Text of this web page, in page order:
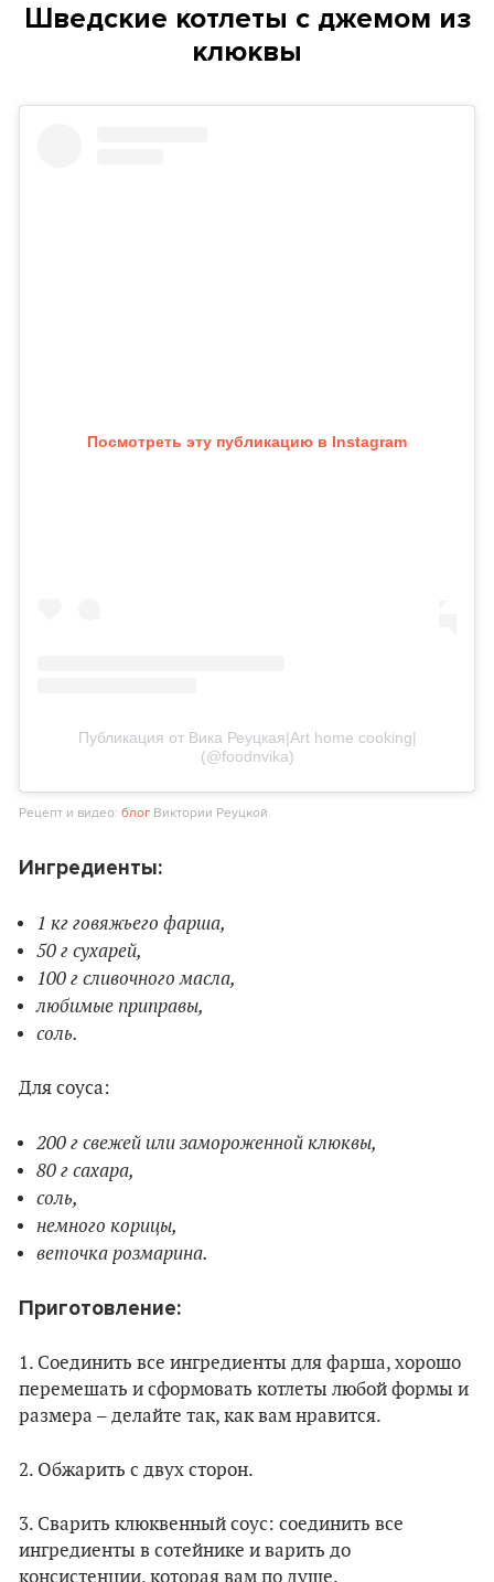
Шведские котлеты с джемом из
клюквы
Посмотреть эту публикацию в Instagram
Публикация от Вика Реуцкая|Art home cooking|
(@foodnvika)
Рецепт и видео: блог Виктории Реуцкой.
Ингредиенты:
1 кг говяжьего фарша,
50 г сухарей,
100 г сливочного масла,
любимые приправы,
соль.
Для соуса:
200 г свежей или замороженной клюквы,
80 г сахара,
соль,
немного корицы,
веточка розмарина.
Приготовление:
1. Соединить все ингредиенты для фарша, хорошо
перемешать и сформовать котлеты любой формы и
размера – делайте так, как вам нравится.
2. Обжарить с двух сторон.
3. Сварить клюквенный соус: соединить все
ингредиенты в сотейнике и варить до
консистенции, которая вам по душе.